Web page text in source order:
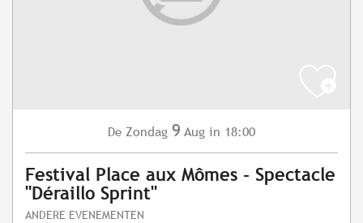
De Zondag 9 Aug in 18:00
Festival Place aux Mômes - Spectacle
"Déraillo Sprint"
ANDERE EVENEMENTEN